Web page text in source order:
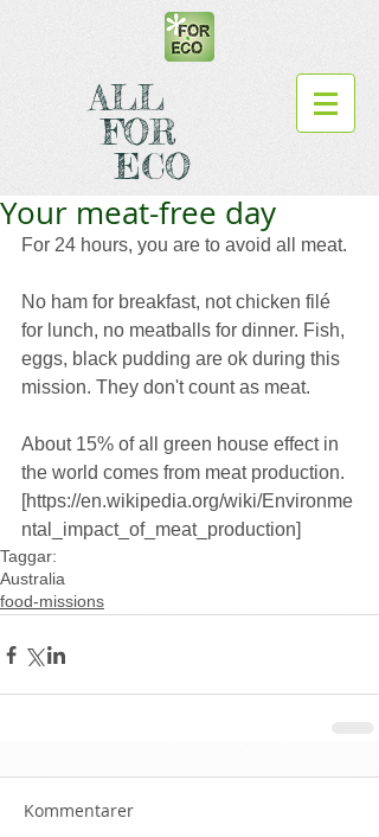
ALL
FOR
ECO
Your meat-free day
For 24 hours, you are to avoid all meat.
No ham for breakfast, not chicken filé
for lunch, no meatballs for dinner. Fish,
eggs, black pudding are ok during this
mission. They don't count as meat.
About 15% of all green house effect in
the world comes from meat production.
[https://en.wikipedia.org/wiki/Environme
ntal_impact_of_meat_production]
Taggar:
Australia
food-missions
Kommentarer